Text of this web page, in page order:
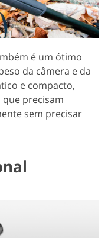
é um ótimo
da câmera e da
e compacto,
precisam
sem precisar